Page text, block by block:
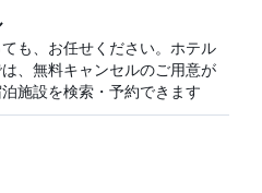
も、お任せください。ホテル
、無料キャンセルのご用意が
施設を検索・予約できます